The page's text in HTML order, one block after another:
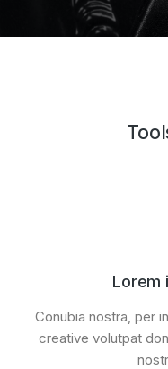
Lorem
Conubia nostra, per
creative volutpat